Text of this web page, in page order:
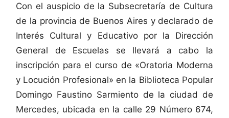
Con el auspicio de la Subsecretaría de Cultura
de la provincia de Buenos Aires y declarado de
Interés Cultural y Educativo por la Dirección
General de Escuelas se llevará a cabo la
inscripción para el curso de «Oratoria Moderna
y Locución Profesional» en la Biblioteca Popular
Domingo Faustino Sarmiento de la ciudad de
Mercedes, ubicada en la calle 29 Número 674,